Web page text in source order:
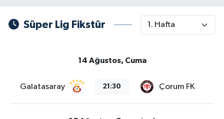
Süper Lig Fikstür
14 Ağustos, Cuma
Galatasaray 21:30 Çorum FK